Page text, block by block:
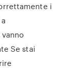
i
Se stai